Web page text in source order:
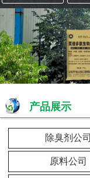
产品展示
除臭剂公司
原料公司